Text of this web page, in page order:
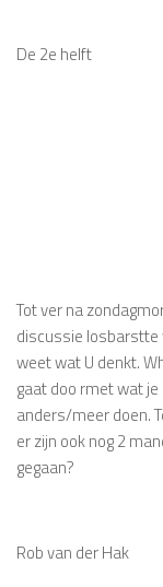
De 2e helft
Tot ver na
discussie losbarstte
weet wat U denkt.
gaat doo rmet wat
anders/meer doen.
er zijn ook nog 2
gegaan?
Rob van der Hak